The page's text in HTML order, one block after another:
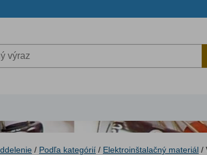
/ Podľa kategórií / Elektroinštalačný materiál /